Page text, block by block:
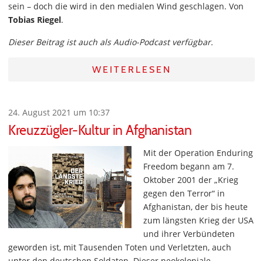
sein – doch die wird in den medialen Wind geschlagen. Von
Tobias Riegel.
Dieser Beitrag ist auch als Audio-Podcast verfügbar.
WEITERLESEN
24. August 2021 um 10:37
Kreuzzügler-Kultur in Afghanistan
Mit der Operation Enduring
Freedom begann am 7.
Oktober 2001 der „Krieg
gegen den Terror“ in
Afghanistan, der bis heute
zum längsten Krieg der USA
und ihrer Verbündeten
geworden ist, mit Tausenden Toten und Verletzten, auch